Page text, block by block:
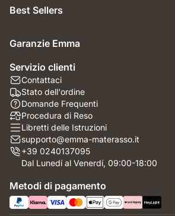
Best Sellers
Garanzie Emma
Servizio clienti
Contattaci
Stato dell'ordine
Domande Frequenti
Procedura di Reso
Libretti delle Istruzioni
supporto@emma-materasso.it
+39 0240137095
Dal Lunedí al Venerdí, 09:00-18:00
Metodi di pagamento